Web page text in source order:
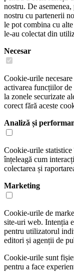
nostru. De
nostru cu partenerii
le pot combina cu
le-au colectat din
Necesar
Cookie-urile
activarea funcțiilor de
la zonele securizate
corect fără aceste
Analiză și
Cookie-urile
înțeleagă cum
colectarea și
Marketing
Cookie-urile de
site-uri web. Intenția
pentru utilizatorul
editori și agenții de
Cookie-urile sunt
pentru a face